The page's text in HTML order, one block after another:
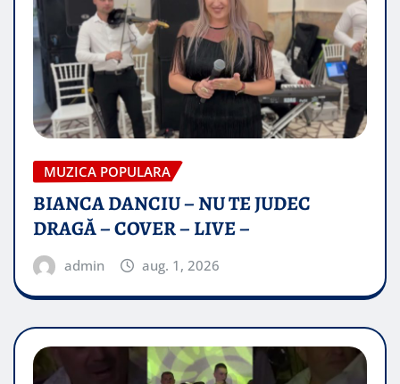
MUZICA POPULARA
BIANCA DANCIU – NU TE JUDEC
DRAGĂ – COVER – LIVE –
admin aug. 1, 2026